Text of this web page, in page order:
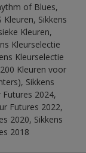
of Blues,
Kleuren, Sikkens
Kleuren,
Kleurselectie
Kleurselectie
Kleuren voor
Sikkens
Futures 2024,
Futures 2022,
2020, Sikkens
2018